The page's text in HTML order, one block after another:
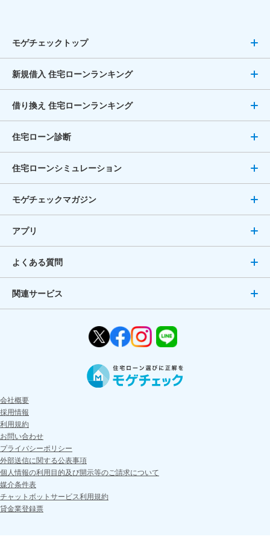
モゲチェックトップ
新規借入 住宅ローンランキング
借り換え 住宅ローンランキング
住宅ローン診断
住宅ローンシミュレーション
モゲチェックマガジン
アプリ
よくある質問
関連サービス
会社概要
採用情報
利用規約
お問い合わせ
プライバシーポリシー
外部送信に関する公表事項
個人情報の利用目的及び開示等のご請求について
媒介条件表
チャットボットサービス利用規約
貸金業登録票